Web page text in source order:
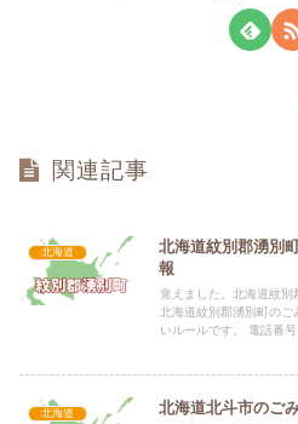
関連記事
北海道
北海道紋別郡湧別
報
覚えました。北海道紋
北海道紋別郡湧別町の
いルールです。 電話番
北海道 北海道北斗市のご